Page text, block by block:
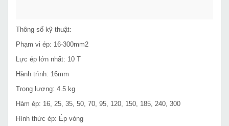
Thông số kỹ thuật:
Phạm vi ép: 16-300mm2
Lực ép lớn nhất: 10 T
Hành trình: 16mm
Trọng lượng: 4.5 kg
Hàm ép: 16, 25, 35, 50, 70, 95, 120, 150, 185, 240, 300
Hình thức ép: Ép vòng